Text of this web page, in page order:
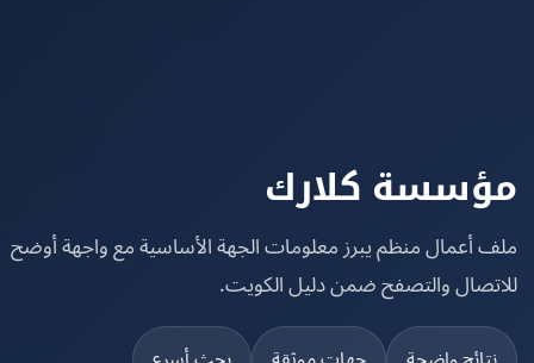
كلارك
منظم يبرز معلومات الجهة الأساسية مع واجهة أوضح
والتصفح ضمن دليل الكويت.